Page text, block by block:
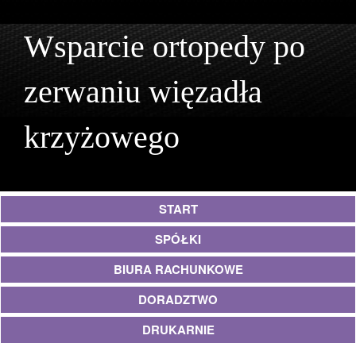
Wsparcie ortopedy po
zerwaniu więzadła
krzyżowego
START
SPÓŁKI
BIURA RACHUNKOWE
DORADZTWO
DRUKARNIE